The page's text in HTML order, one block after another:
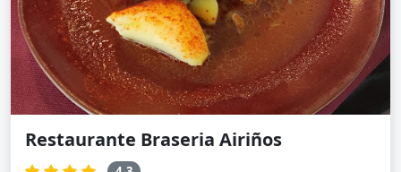
Restaurante Braseria Airiños